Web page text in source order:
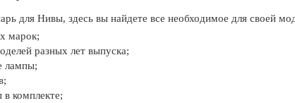
для Нивы, здесь вы найдете все необходимое для своей
марок;
разных лет выпуска;
лампы;
комплекте;